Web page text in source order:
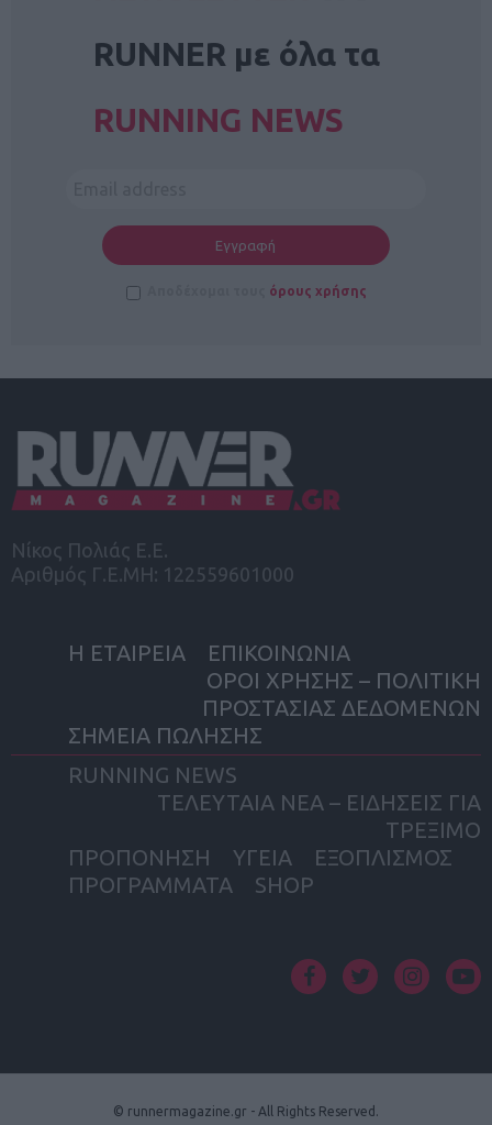
RUNNER με όλα τα
RUNNING NEWS
όρους χρήσης
Νίκος Πολιάς Ε.Ε.
Αριθμός Γ.Ε.ΜΗ: 122559601000
Η ΕΤΑΙΡΕΙΑ
ΕΠΙΚΟΙΝΩΝΙΑ
ΟΡΟΙ ΧΡΗΣΗΣ – ΠΟΛΙΤΙΚΗ
ΠΡΟΣΤΑΣΙΑΣ ΔΕΔΟΜΕΝΩΝ
ΣΗΜΕΙΑ ΠΩΛΗΣΗΣ
RUNNING NEWS
ΤΕΛΕΥΤΑΙΑ ΝΕΑ – ΕΙΔΗΣΕΙΣ ΓΙΑ
ΤΡΕΞΙΜΟ
ΠΡΟΠΟΝΗΣΗ
ΥΓΕΙΑ
ΕΞΟΠΛΙΣΜΟΣ
ΠΡΟΓΡΑΜΜΑΤΑ
SHOP
© runnermagazine.gr - All Rights Reserved.